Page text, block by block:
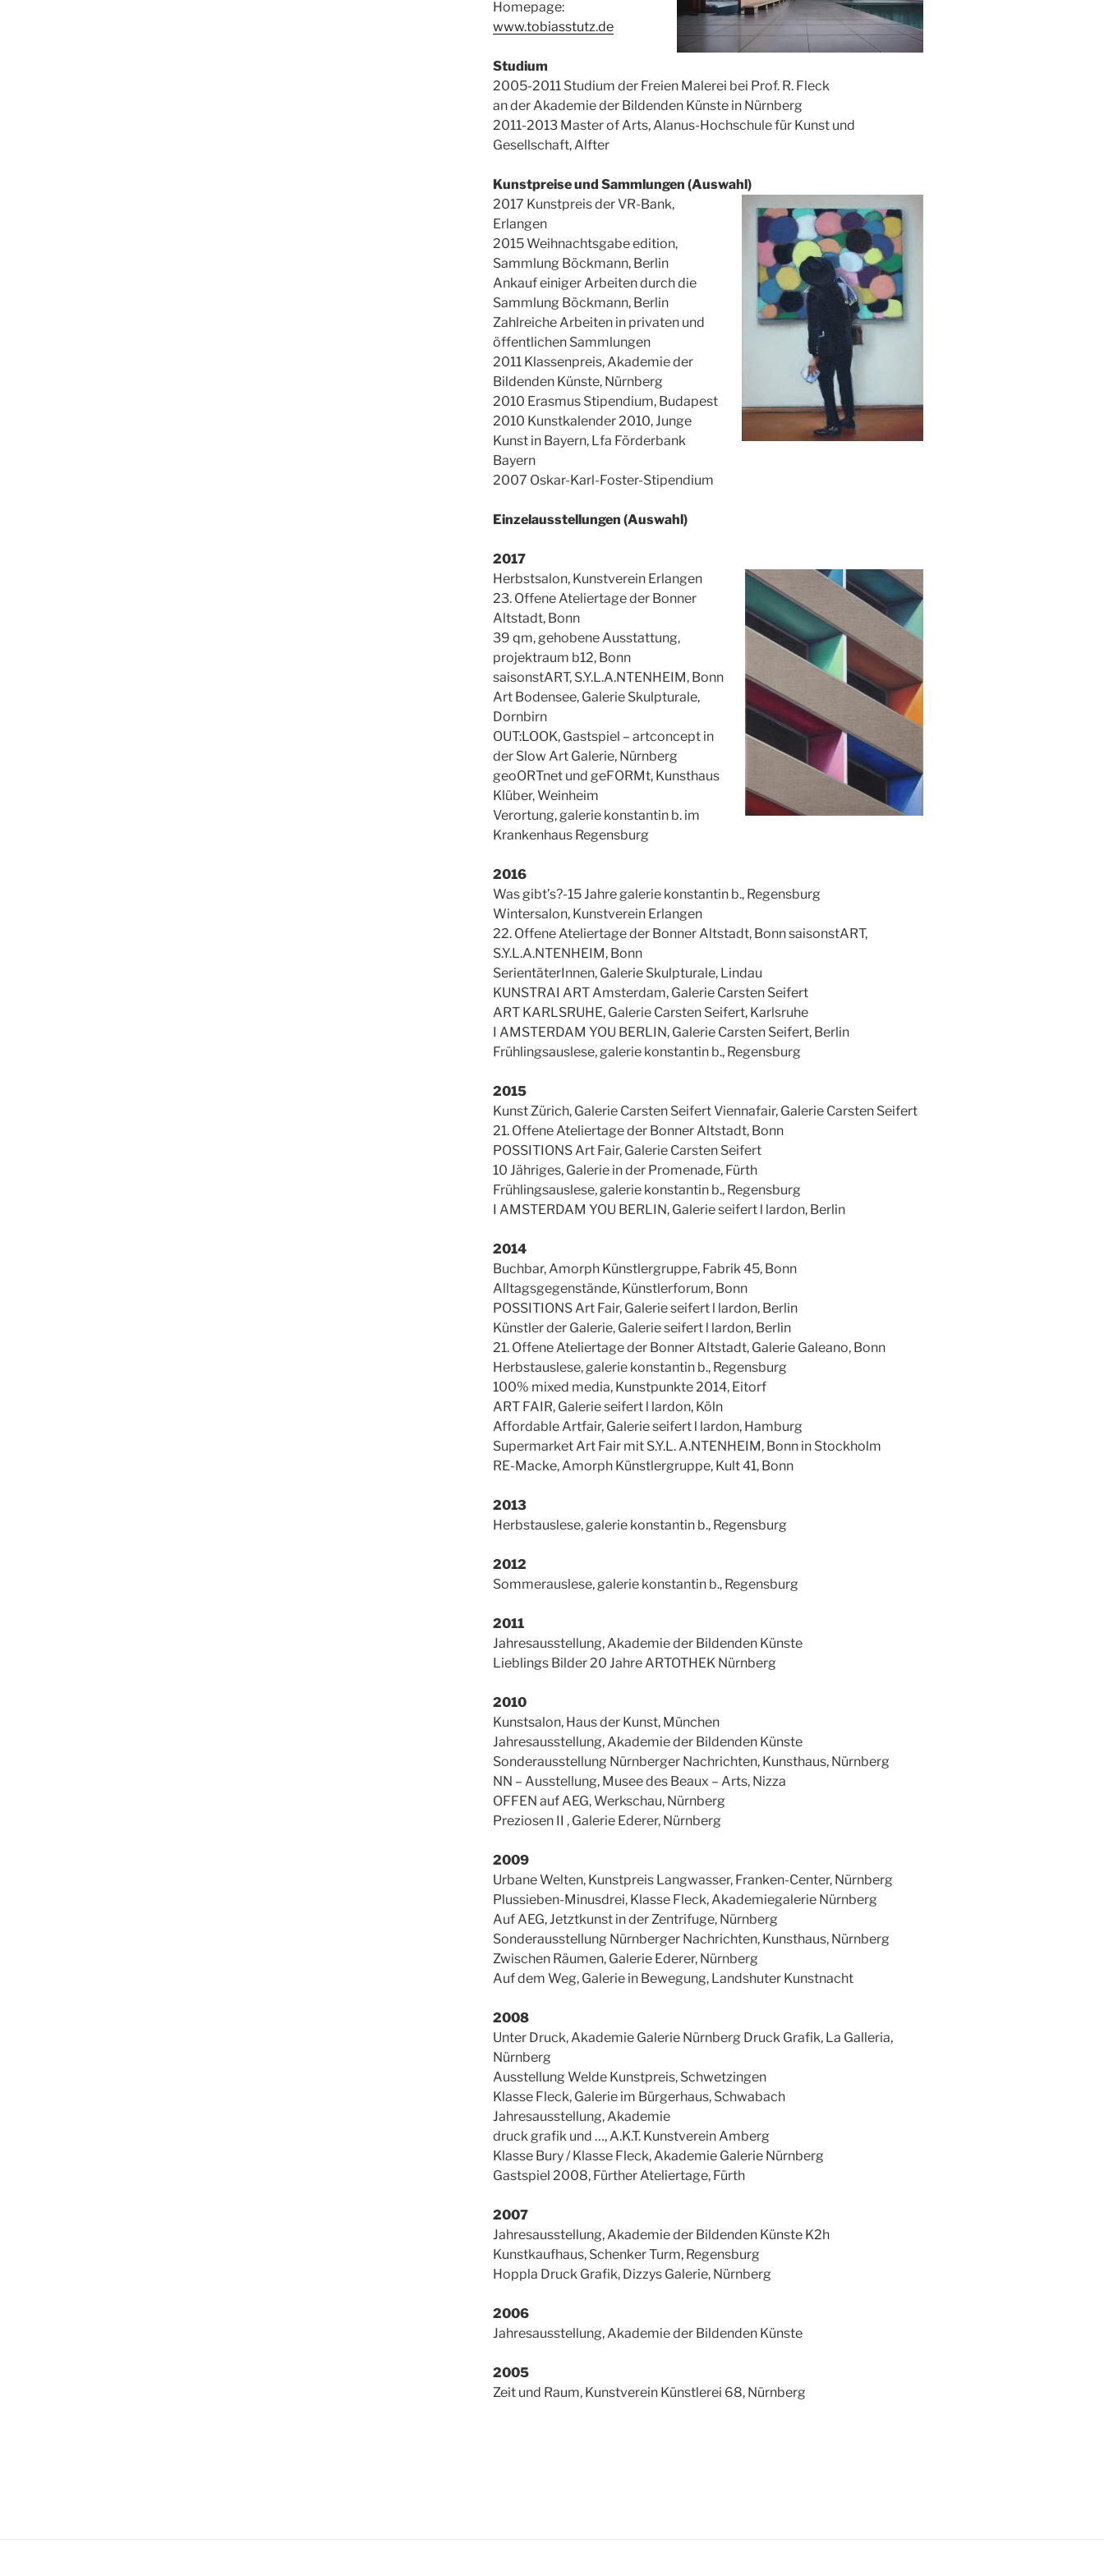
Homepage:
www.tobiasstutz.de
Studium
2005-2011 Studium der Freien Malerei bei Prof. R. Fleck
an der Akademie der Bildenden Künste in Nürnberg
2011-2013 Master of Arts, Alanus-Hochschule für Kunst und
Gesellschaft, Alfter
Kunstpreise und Sammlungen (Auswahl)
2017 Kunstpreis der VR-Bank,
Erlangen
2015 Weihnachtsgabe edition,
Sammlung Böckmann, Berlin
Ankauf einiger Arbeiten durch die
Sammlung Böckmann, Berlin
Zahlreiche Arbeiten in privaten und
öffentlichen Sammlungen
2011 Klassenpreis, Akademie der
Bildenden Künste, Nürnberg
2010 Erasmus Stipendium, Budapest
2010 Kunstkalender 2010, Junge
Kunst in Bayern, Lfa Förderbank
Bayern
2007 Oskar-Karl-Foster-Stipendium
Einzelausstellungen (Auswahl)
2017
Herbstsalon, Kunstverein Erlangen
23. Offene Ateliertage der Bonner
Altstadt, Bonn
39 qm, gehobene Ausstattung,
projektraum b12, Bonn
saisonstART, S.Y.L.A.NTENHEIM, Bonn
Art Bodensee, Galerie Skulpturale,
Dornbirn
OUT:LOOK, Gastspiel – artconcept in
der Slow Art Galerie, Nürnberg
geoORTnet und geFORMt, Kunsthaus
Klüber, Weinheim
Verortung, galerie konstantin b. im
Krankenhaus Regensburg
2016
Was gibt’s?-15 Jahre galerie konstantin b., Regensburg
Wintersalon, Kunstverein Erlangen
22. Offene Ateliertage der Bonner Altstadt, Bonn saisonstART,
S.Y.L.A.NTENHEIM, Bonn
SerientäterInnen, Galerie Skulpturale, Lindau
KUNSTRAI ART Amsterdam, Galerie Carsten Seifert
ART KARLSRUHE, Galerie Carsten Seifert, Karlsruhe
I AMSTERDAM YOU BERLIN, Galerie Carsten Seifert, Berlin
Frühlingsauslese, galerie konstantin b., Regensburg
2015
Kunst Zürich, Galerie Carsten Seifert Viennafair, Galerie Carsten Seifert
21. Offene Ateliertage der Bonner Altstadt, Bonn
POSSITIONS Art Fair, Galerie Carsten Seifert
10 Jähriges, Galerie in der Promenade, Fürth
Frühlingsauslese, galerie konstantin b., Regensburg
I AMSTERDAM YOU BERLIN, Galerie seifert l lardon, Berlin
2014
Buchbar, Amorph Künstlergruppe, Fabrik 45, Bonn
Alltagsgegenstände, Künstlerforum, Bonn
POSSITIONS Art Fair, Galerie seifert l lardon, Berlin
Künstler der Galerie, Galerie seifert l lardon, Berlin
21. Offene Ateliertage der Bonner Altstadt, Galerie Galeano, Bonn
Herbstauslese, galerie konstantin b., Regensburg
100% mixed media, Kunstpunkte 2014, Eitorf
ART FAIR, Galerie seifert l lardon, Köln
Affordable Artfair, Galerie seifert l lardon, Hamburg
Supermarket Art Fair mit S.Y.L. A.NTENHEIM, Bonn in Stockholm
RE-Macke, Amorph Künstlergruppe, Kult 41, Bonn
2013
Herbstauslese, galerie konstantin b., Regensburg
2012
Sommerauslese, galerie konstantin b., Regensburg
2011
Jahresausstellung, Akademie der Bildenden Künste
Lieblings Bilder 20 Jahre ARTOTHEK Nürnberg
2010
Kunstsalon, Haus der Kunst, München
Jahresausstellung, Akademie der Bildenden Künste
Sonderausstellung Nürnberger Nachrichten, Kunsthaus, Nürnberg
NN – Ausstellung, Musee des Beaux – Arts, Nizza
OFFEN auf AEG, Werkschau, Nürnberg
Preziosen II , Galerie Ederer, Nürnberg
2009
Urbane Welten, Kunstpreis Langwasser, Franken-Center, Nürnberg
Plussieben-Minusdrei, Klasse Fleck, Akademiegalerie Nürnberg
Auf AEG, Jetztkunst in der Zentrifuge, Nürnberg
Sonderausstellung Nürnberger Nachrichten, Kunsthaus, Nürnberg
Zwischen Räumen, Galerie Ederer, Nürnberg
Auf dem Weg, Galerie in Bewegung, Landshuter Kunstnacht
2008
Unter Druck, Akademie Galerie Nürnberg Druck Grafik, La Galleria,
Nürnberg
Ausstellung Welde Kunstpreis, Schwetzingen
Klasse Fleck, Galerie im Bürgerhaus, Schwabach
Jahresausstellung, Akademie
druck grafik und …, A.K.T. Kunstverein Amberg
Klasse Bury / Klasse Fleck, Akademie Galerie Nürnberg
Gastspiel 2008, Fürther Ateliertage, Fürth
2007
Jahresausstellung, Akademie der Bildenden Künste K2h
Kunstkaufhaus, Schenker Turm, Regensburg
Hoppla Druck Grafik, Dizzys Galerie, Nürnberg
2006
Jahresausstellung, Akademie der Bildenden Künste
2005
Zeit und Raum, Kunstverein Künstlerei 68, Nürnberg